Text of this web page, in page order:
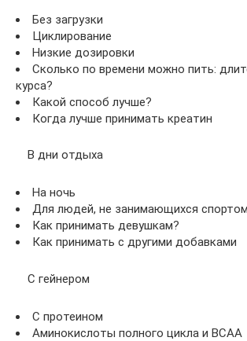
Без загрузки
Циклирование
Низкие дозировки
Сколько по времени можно пить:
курса?
Какой способ лучше?
Когда лучше принимать креатин
В дни отдыха
На ночь
Для людей, не занимающихся спортом
Как принимать девушкам?
Как принимать с другими добавками
С гейнером
С протеином
Аминокислоты полного цикла и BCAA